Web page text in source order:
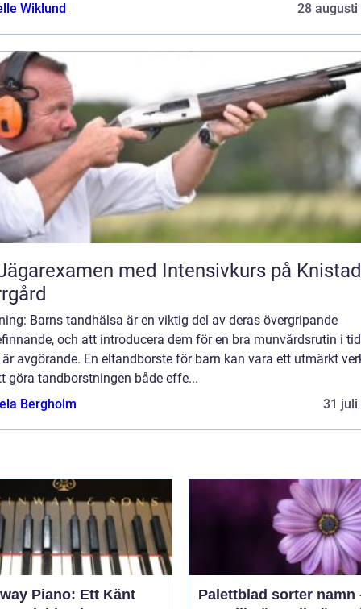
Wiklund
28 augusti
med Intensivkurs på Knistad
Barns tandhälsa är en viktig del av deras övergripande
och att introducera dem för en bra munvårdsrutin i
avgörande. En eltandborste för barn kan vara ett utmärkt
göra tandborstningen både effe...
Bergholm
31 juli
Piano: Ett Känt
Palettblad sorter namn